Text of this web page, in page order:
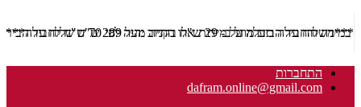
***משלוח עד הבית מוזל ב- 29 ש"ח בקניה מעל 289 ש"ח שליח עד הבית ***
התחברות
dafram.online@gmail.com